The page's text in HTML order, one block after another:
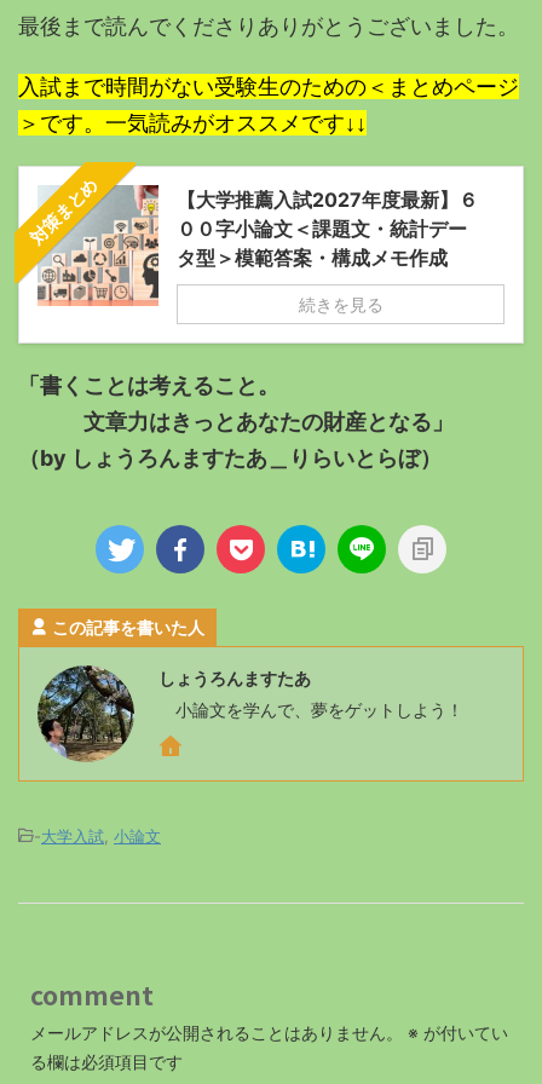
最後まで読んでくださりありがとうございました。
入試まで時間がない受験生のための＜まとめページ
＞です。一気読みがオススメです↓↓
対策まとめ
【大学推薦入試2027年度最新】６
００字小論文＜課題文・統計デー
タ型＞模範答案・構成メモ作成
続きを見る
「書くことは考えること。
文章力はきっとあなたの財産となる」
（by しょうろんますたあ＿りらいとらぼ）
この記事を書いた人
しょうろんますたあ
小論文を学んで、夢をゲットしよう！
-大学入試, 小論文
comment
メールアドレスが公開されることはありません。 ※ が付いてい
る欄は必須項目です